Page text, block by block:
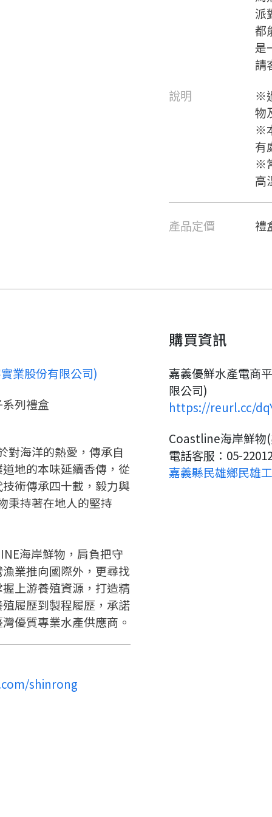
派
都
是
請
說明
※
物
※
有
※
高
產品定價 禮
業股份有限公司)
列禮盒
對海洋的熱愛，傳承自
地的本味延續香傳，從
術傳承四十載，毅力與
秉持著在地人的堅持
海岸鮮物，肩負把守
業推向國際外，更尋找
上游養殖資源，打造精
履歷到製程履歷，承諾
優質專業水產供應商。
shinrong
購買資訊
嘉義優鮮水產電商
限公司)
https://reurl.cc/
Coastline海岸鮮物
電話客服：05-
嘉義縣民雄鄉民雄
嗨~這個 LINE 帳號還沒有註冊
只要驗證手機號碼就能完成註
繼續註冊
請掃描或點擊 QR code
加入「嘉義優鮮」LINE 好友，
點擊加入 LINE 好友
返回 繼續註冊
開始填寫申請資料吧~
填寫申請資料
返回首頁
確認
您的申請資料正在等候審查中，
要申請新產品嗎？
查看申請進度 申請新產品
返回首頁
要看申請秘笈嗎？
想知道怎麼做更容易通過審核
看看申請教學吧！
點擊「直接申請」按鈕開始填寫
申請表。
直接申請